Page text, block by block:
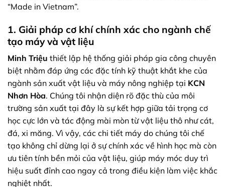
“Made in Vietnam”.
1. Giải pháp cơ khí chính xác cho ngành chế
tạo máy và vật liệu
Minh Triệu thiết lập hệ thống giải pháp gia công chuyên
biệt nhằm đáp ứng các đặc tính kỹ thuật khắt khe của
ngành sản xuất vật liệu và máy nông nghiệp tại KCN
Nhơn Hòa. Chúng tôi nhận diện rõ đặc thù của môi
trường sản xuất tại đây là sự kết hợp giữa tải trọng cơ
học cực lớn và tác động mài mòn từ vật liệu thô như cát,
đá, xi măng. Vì vậy, các chi tiết máy do chúng tôi chế
tạo không chỉ dừng lại ở sự chính xác về hình học mà còn
ưu tiên tính bền mỏi của vật liệu, giúp máy móc duy trì
hiệu suất đỉnh cao ngay cả trong điều kiện làm việc khắc
nghiệt nhất.